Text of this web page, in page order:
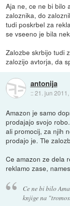
Aja ne, ce ne bi bilo
zaloznika, do
tudi poskrbel za
se vseeno je bila
Zalozbe skrbijo tudi
zalozijo avtorja, da
antonija
::21. jun
Amazon je samo
prodajajo svojo
ali promocij, za njih
prodajo je. Tle
Ce amazon ze dela
reklamo zase,
Ce ne bi bilo
knjige na